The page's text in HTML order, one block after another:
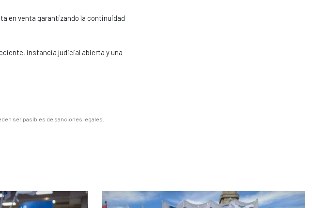
en venta garantizando la continuidad
instancia judicial abierta y una
ser pasibles de sanciones legales.